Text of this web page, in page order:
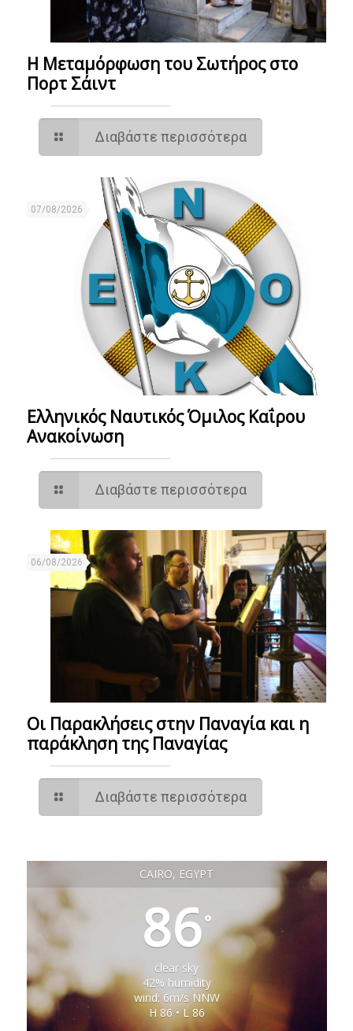
Η Μεταμόρφωση του Σωτήρος στο
Πορτ Σάιντ
Διαβάστε περισσότερα
07/08/2026
Ελληνικός Ναυτικός Όμιλος Καΐρου
Ανακοίνωση
Διαβάστε περισσότερα
06/08/2026
Οι Παρακλήσεις στην Παναγία και η
παράκληση της Παναγίας
Διαβάστε περισσότερα
CAIRO, EGYPT
86°
clear sky
42% humidity
wind: 6m/s NNW
H 86 • L 86